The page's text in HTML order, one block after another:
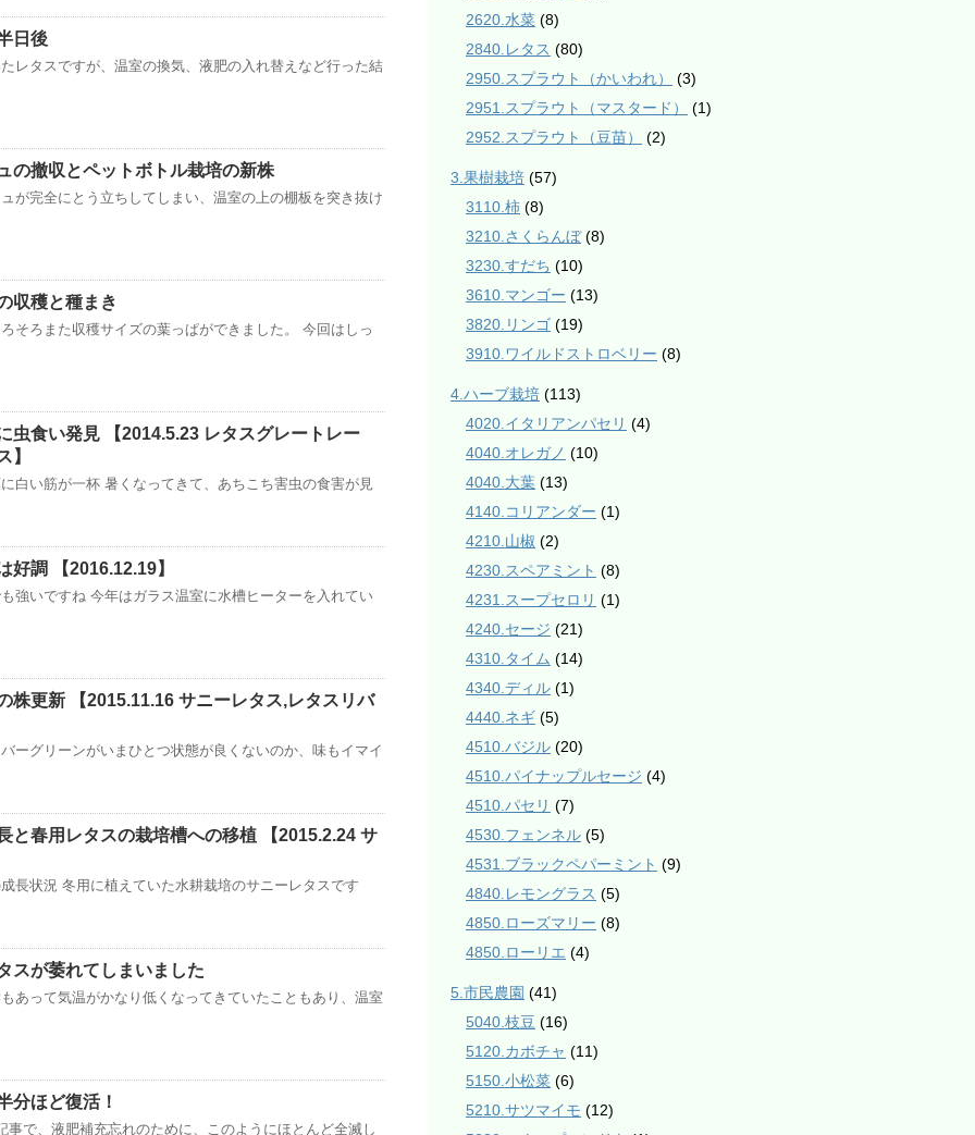
日後
レタスですが、温室の換気、液肥の入れ替えなど行った結
の撤収とペットボトル栽培の新株
が完全にとう立ちしてしまい、温室の上の棚板を突き抜け
収穫と種まき
そろまた収穫サイズの葉っぱができました。 今回はしっ
虫食い発見 【2014.5.23 レタスグレートレー
】
白い筋が一杯 暑くなってきて、あちこち害虫の食害が見
好調 【2016.12.19】
強いですね 今年はガラス温室に水槽ヒーターを入れてい
株更新 【2015.11.16 サニーレタス,レタスリバ
ーグリーンがいまひとつ状態が良くないのか、味もイマイ
と春用レタスの栽培槽への移植 【2015.2.24 サ
長状況 冬用に植えていた水耕栽培のサニーレタスです
スが萎れてしまいました
あって気温がかなり低くなってきていたこともあり、温室
分ほど復活！
事で、液肥補充忘れのために、このようにほとんど全滅し
2620.水菜 (8)
2840.レタス (80)
2950.スプラウト（かいわれ）
(3)
2951.スプラウト（マスタード）
(1)
2952.スプラウト（豆苗）
(2)
3.果樹栽培 (57)
3110.柿 (8)
3210.さくらんぼ(8)
3230.すだち (10)
3610.マンゴー (13)
3820.リンゴ (19)
3910.ワイルドストロベリー (8)
4.ハーブ栽培 (113)
4020.イタリアンパセリ (4)
4040.オレガノ (10)
4040.大葉 (13)
4140.コリアンダー (1)
4210.山椒 (2)
4230.スペアミント (8)
4231.スープセロリ (1)
4240.セージ (21)
4310.タイム (14)
4340.ディル (1)
4440.ネギ (5)
4510.バジル (20)
4510.パイナップルセージ (4)
4510.パセリ (7)
4530.フェンネル (5)
4531.ブラックペパーミント (9)
4840.レモングラス (5)
4850.ローズマリー (8)
4850.ローリエ (4)
5.市民農園 (41)
5040.枝豆 (16)
5120.カボチャ (11)
5150.小松菜 (6)
5210.サツマイモ (12)